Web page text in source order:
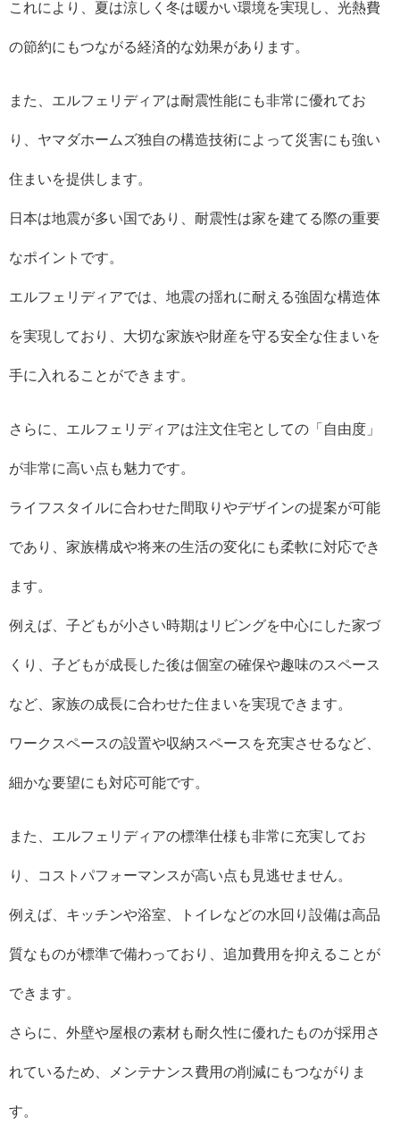
これにより、夏は涼しく冬は暖かい環境を実現し、光熱費
の節約にもつながる経済的な効果があります。
また、エルフェリディアは耐震性能にも非常に優れてお
り、ヤマダホームズ独自の構造技術によって災害にも強い
住まいを提供します。
日本は地震が多い国であり、耐震性は家を建てる際の重要
なポイントです。
エルフェリディアでは、地震の揺れに耐える強固な構造体
を実現しており、大切な家族や財産を守る安全な住まいを
手に入れることができます。
さらに、エルフェリディアは注文住宅としての「自由度」
が非常に高い点も魅力です。
ライフスタイルに合わせた間取りやデザインの提案が可能
であり、家族構成や将来の生活の変化にも柔軟に対応でき
ます。
例えば、子どもが小さい時期はリビングを中心にした家づ
くり、子どもが成長した後は個室の確保や趣味のスペース
など、家族の成長に合わせた住まいを実現できます。
ワークスペースの設置や収納スペースを充実させるなど、
細かな要望にも対応可能です。
また、エルフェリディアの標準仕様も非常に充実してお
り、コストパフォーマンスが高い点も見逃せません。
例えば、キッチンや浴室、トイレなどの水回り設備は高品
質なものが標準で備わっており、追加費用を抑えることが
できます。
さらに、外壁や屋根の素材も耐久性に優れたものが採用さ
れているため、メンテナンス費用の削減にもつながりま
す。